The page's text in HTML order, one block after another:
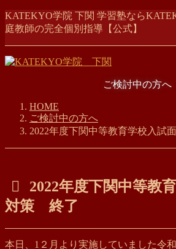
コ
ン
ン
ツ
ナ
ビ
ー
シ
KATEKYO学院 下関 学習塾なら
庭教師の完全個別指導【公式】
ご検討中の方へ
HOME
ご検討中の方へ
2022年度下関中等教育学校入試
2022年度下関中等教
対策 終了
本日、1２月より実施していました令